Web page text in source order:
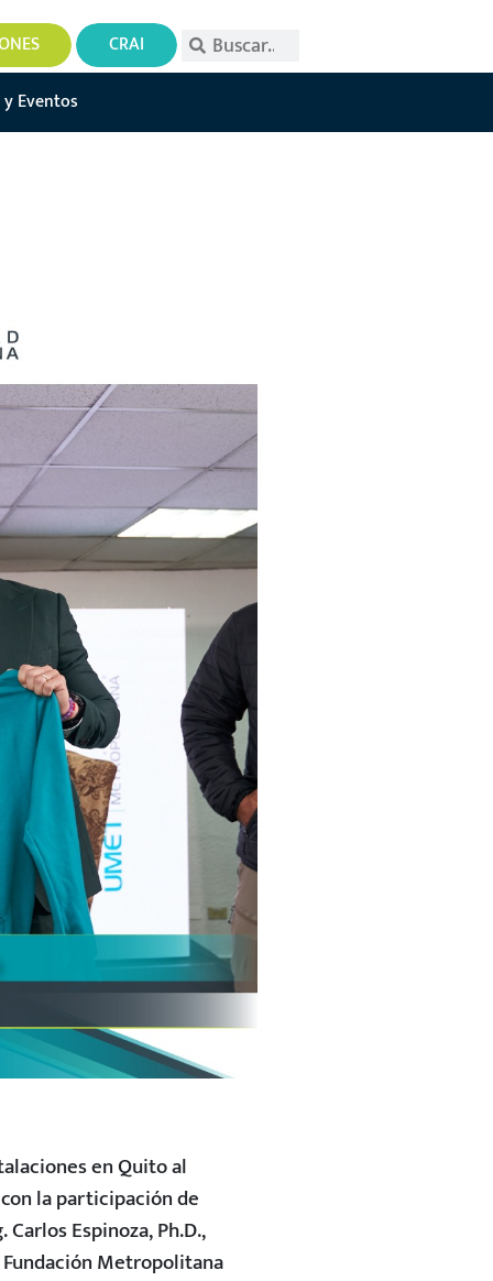
CRAI
Eventos
en Quito al
la participación de
Espinoza, Ph.D.,
Metropolitana